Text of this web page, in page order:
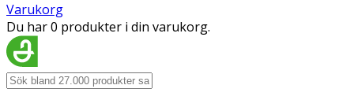
Varukorg
Du har 0 produkter i din varukorg.